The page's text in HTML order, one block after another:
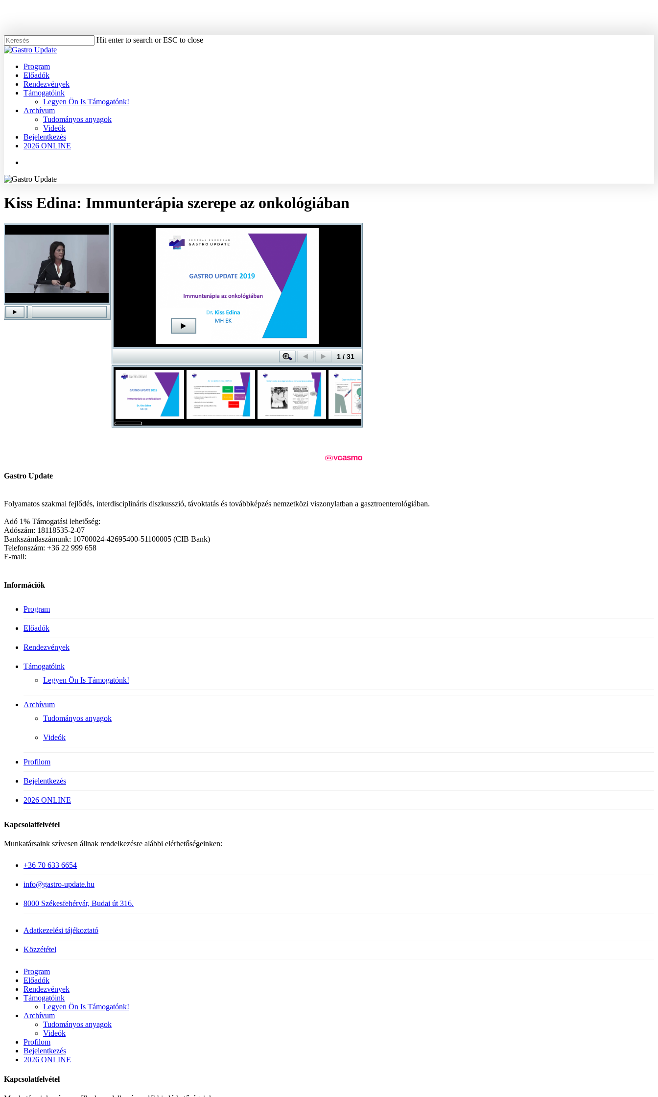
content
Hit enter to search or ESC to close
Close
Menu
Program
Előadók
Rendezvények
Támogatóink
Legyen Ön Is Támogatónk!
Archívum
Tudományos anyagok
Videók
Bejelentkezés
2026 ONLINE
Kiss Edina: Immunterápia szerepe az onkológiában
Gastro Update
Folyamatos szakmai fejlődés, interdisciplináris diszkusszió, távoktatás és továbbképzés nemzetközi viszonylatban a gasztroenterológiában.
Adó 1% Támogatási lehetőség:
Adószám: 18118535-2-07
Bankszámlaszámunk: 10700024-42695400-51100005 (CIB Bank)
Telefonszám: +36 22 999 658
E-mail:
Információk
Program
Előadók
Rendezvények
Támogatóink
Legyen Ön Is Támogatónk!
Archívum
Tudományos anyagok
Videók
Profilom
Bejelentkezés
2026 ONLINE
Kapcsolatfelvétel
Munkatársaink szívesen állnak rendelkezésre alábbi elérhetőségeinken:
+36 70 633 6654
info@gastro-update.hu
8000 Székesfehérvár, Budai út 316.
Adatkezelési tájékoztató
Közzététel
Close
Menu
Program
Előadók
Rendezvények
Támogatóink
Legyen Ön Is Támogatónk!
Archívum
Tudományos anyagok
Videók
Profilom
Bejelentkezés
2026 ONLINE
Kapcsolatfelvétel